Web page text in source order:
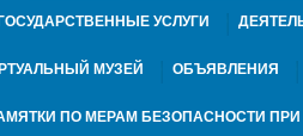
ГОСУДАРСТВЕННЫЕ УСЛУГИ
МУЗЕЙ ОБЪЯВЛЕНИЯ
ПО МЕРАМ БЕЗОПАСНОСТИ